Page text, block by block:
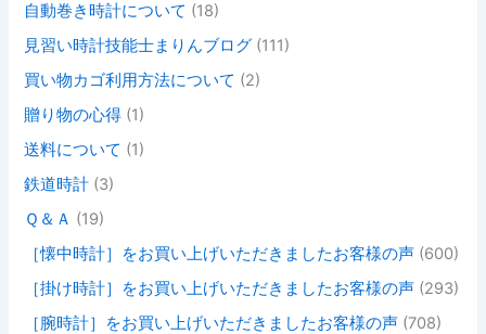
自動巻き時計について (18)
見習い時計技能士まりんブログ (111)
買い物カゴ利用方法について (2)
贈り物の心得 (1)
送料について (1)
鉄道時計 (3)
Ｑ＆Ａ (19)
［懐中時計］をお買い上げいただきましたお客様の声 (600)
［掛け時計］をお買い上げいただきましたお客様の声 (293)
［腕時計］をお買い上げいただきましたお客様の声 (708)